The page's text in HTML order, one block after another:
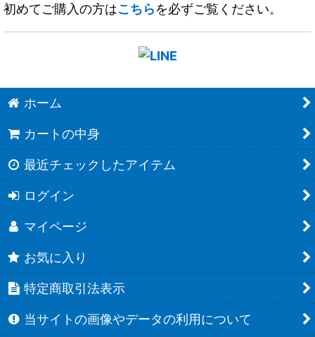
初めてご購入の方はこちらを必ずご覧ください。
ホーム
カートの中身
最近チェックしたアイテム
ログイン
マイページ
お気に入り
特定商取引法表示
当サイトの画像やデータの利用について